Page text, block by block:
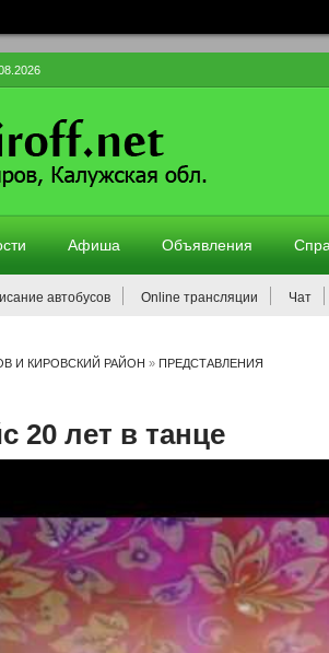
Афиша Объявления
автобусов Online трансляции Чат
И КИРОВСКИЙ РАЙОН » ПРЕДСТАВЛЕНИЯ
20 лет в танце